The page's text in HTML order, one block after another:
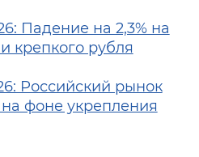
Падение на 2,3% на
крепкого рубля
Российский рынок
фоне укрепления